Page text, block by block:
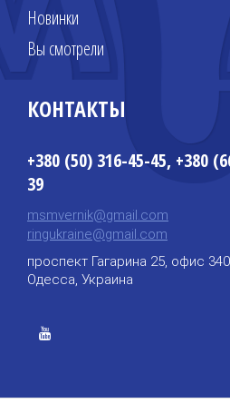
Новинки
Вы смотрели
КОНТАКТЫ
+380 (50) 316-45-45, +380
39
msmvernik@gmail.com
ringukraine@gmail.com
проспект Гагарина 25, офис
Одесса, Украина